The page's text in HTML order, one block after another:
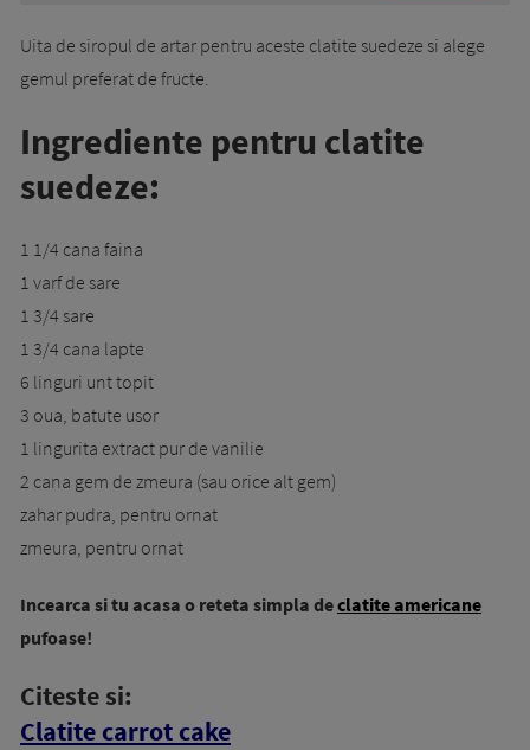
Uita de siropul de artar pentru aceste clatite suedeze si alege
gemul preferat de fructe.
Ingrediente pentru clatite
suedeze:
1 1/4 cana faina
1 varf de sare
1 3/4 sare
1 3/4 cana lapte
6 linguri unt topit
3 oua, batute usor
1 lingurita extract pur de vanilie
2 cana gem de zmeura (sau orice alt gem)
zahar pudra, pentru ornat
zmeura, pentru ornat
Incearca si tu acasa o reteta simpla declatite americane
pufoase!
Citeste si:
Clatite carrot cake